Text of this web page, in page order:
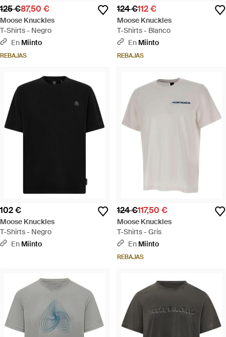
125 €87,50 €
Moose Knuckles
T-Shirts - Negro
En Miinto
REBAJAS
124 €112 €
Moose Knuckles
T-Shirts - Blanco
En Miinto
REBAJAS
102 €
Moose Knuckles
T-Shirts - Negro
En Miinto
124 €117,50 €
Moose Knuckles
T-Shirts - Gris
En Miinto
REBAJAS